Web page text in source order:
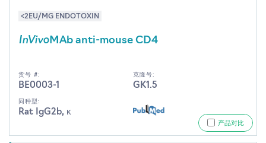
<2EU/MG ENDOTOXIN
InVivoMAb anti-mouse CD4
货号 #:
BE0003-1
克隆号:
GK1.5
同种型:
Rat IgG2b, κ
产品对比